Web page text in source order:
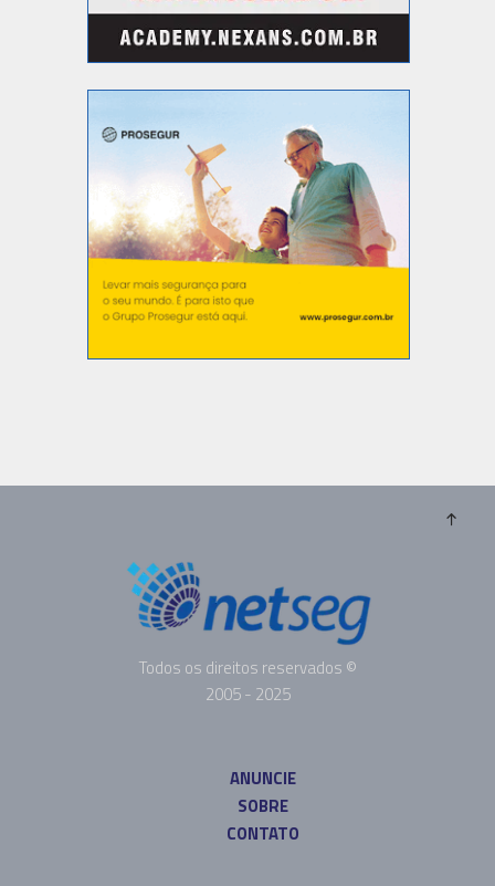
Todos os direitos reservados ©
2005 - 2025
ANUNCIE
SOBRE
CONTATO